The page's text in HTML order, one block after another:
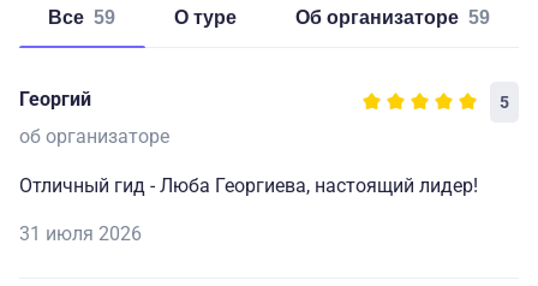
Все 59 о туре об организаторе 59
Георгий 5
об организаторе
Отличный гид - Люба Георгиева, настоящий лидер!
31 июля 2026